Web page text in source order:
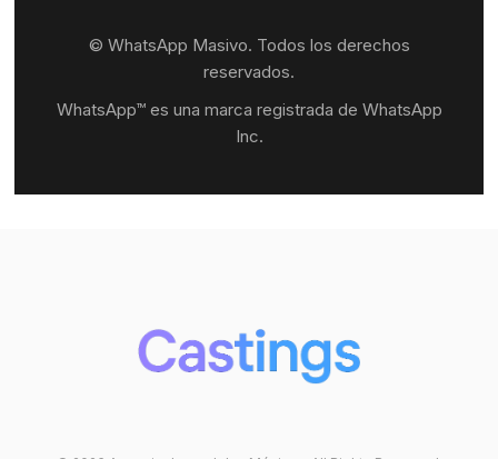
© WhatsApp Masivo. Todos los derechos
reservados.
WhatsApp™ es una marca registrada de WhatsApp
Inc.